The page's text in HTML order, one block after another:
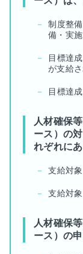
制度整
備・実
目標達
が支給
目標達
人材確保
ース）の
れぞれに
支給対
支給対
人材確保
ース）の